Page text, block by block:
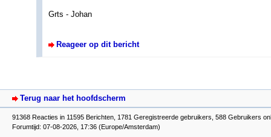
Grts - Johan
Reageer op dit bericht
Terug naar het hoofdscherm
91368 Reacties in 11595 Berichten, 1781 Geregistreerde gebruikers, 588 Gebruikers
Forumtijd: 07-08-2026, 17:36 (Europe/Amsterdam)